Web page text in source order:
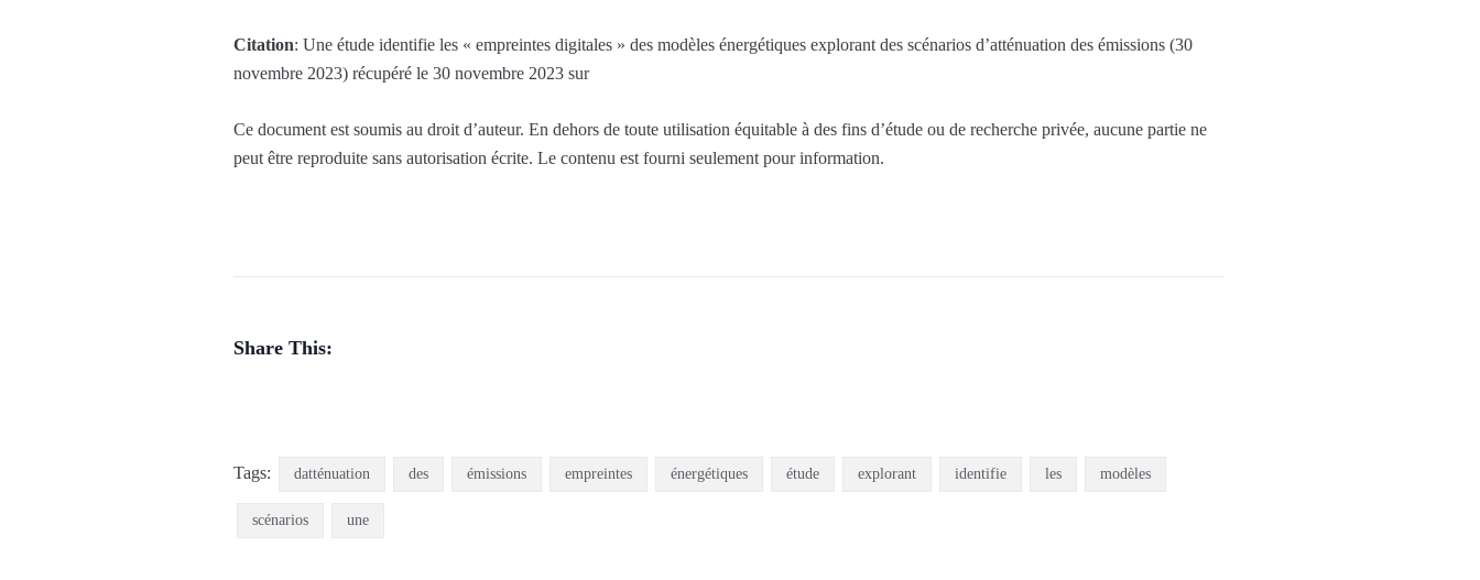
Citation: Une étude identifie les « empreintes digitales » des modèles énergétiques explorant des scénarios d’atténuation des émissions (30
novembre 2023) récupéré le 30 novembre 2023 sur
Ce document est soumis au droit d’auteur. En dehors de toute utilisation équitable à des fins d’étude ou de recherche privée, aucune partie ne
peut être reproduite sans autorisation écrite. Le contenu est fourni seulement pour information.
Share This:
Tags: datténuation des émissions empreintes énergétiques étude explorant identifie les modèles
scénarios une